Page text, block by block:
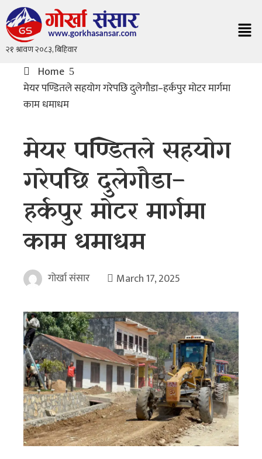
Home
मेयर पण्डितले सहयोग गरेपछि दुलेगौडा–हर्कपुर मोटर मार्गमा
काम धमाधम
मेयर पण्डितले सहयोग
गरेपछि दुलेगौडा–
हर्कपुर मोटर मार्गमा
काम धमाधम
गोर्खा संसार March 17, 2025